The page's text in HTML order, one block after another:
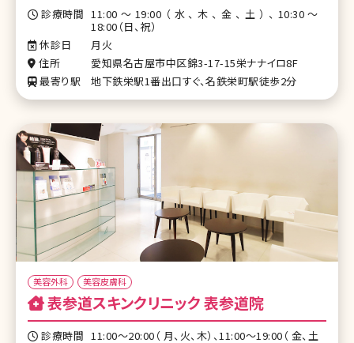
診療時間 11:00～19:00（水、木、金、土）、10:30〜
18:00（日、祝）
休診日
月火
住所
愛知県名古屋市中区錦3-17-15栄ナナイロ8F
最寄り駅
地下鉄栄駅1番出口すぐ、名鉄栄町駅徒歩2分
美容外科 美容皮膚科
表参道スキンクリニック 表参道院
診療時間 11:00～20:00（ 月、火、木）、11:00～19:00（ 金、土